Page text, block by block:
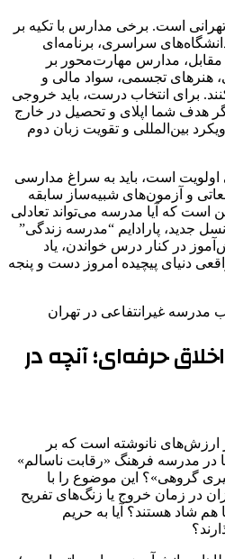
است. برخی مدارس با تکیه بر
سراسری، برنامه‌ای
مدارس مهارت‌محور بر
هنرهای تجسمی، سواد مالی و
برای انتخاب درست، باید خروجی
هدف شما اپلای و تحصیل در خارج
بین‌المللی و تقویت زبان دوم
اولویت است، باید به سراغ مدارسی
و آزمون‌های شبیه‌ساز سابقه
است که آیا مدرسه می‌تواند تعادلی
جدید، پارادایم “مدرسه زندگی”
در کنار درس خواندن، یاد
دنیای پیچیده امروز دست و پنجه
حرفه‌ای؛ آنچه در
نانوشته است که بر
در مدرسه فرهنگ «رقابت ناسالم»
گروهی»؟ این موضوع را با
در زمان خروج یا زنگ‌های تفریح
هم شاد هستند؟ آیا به حریم